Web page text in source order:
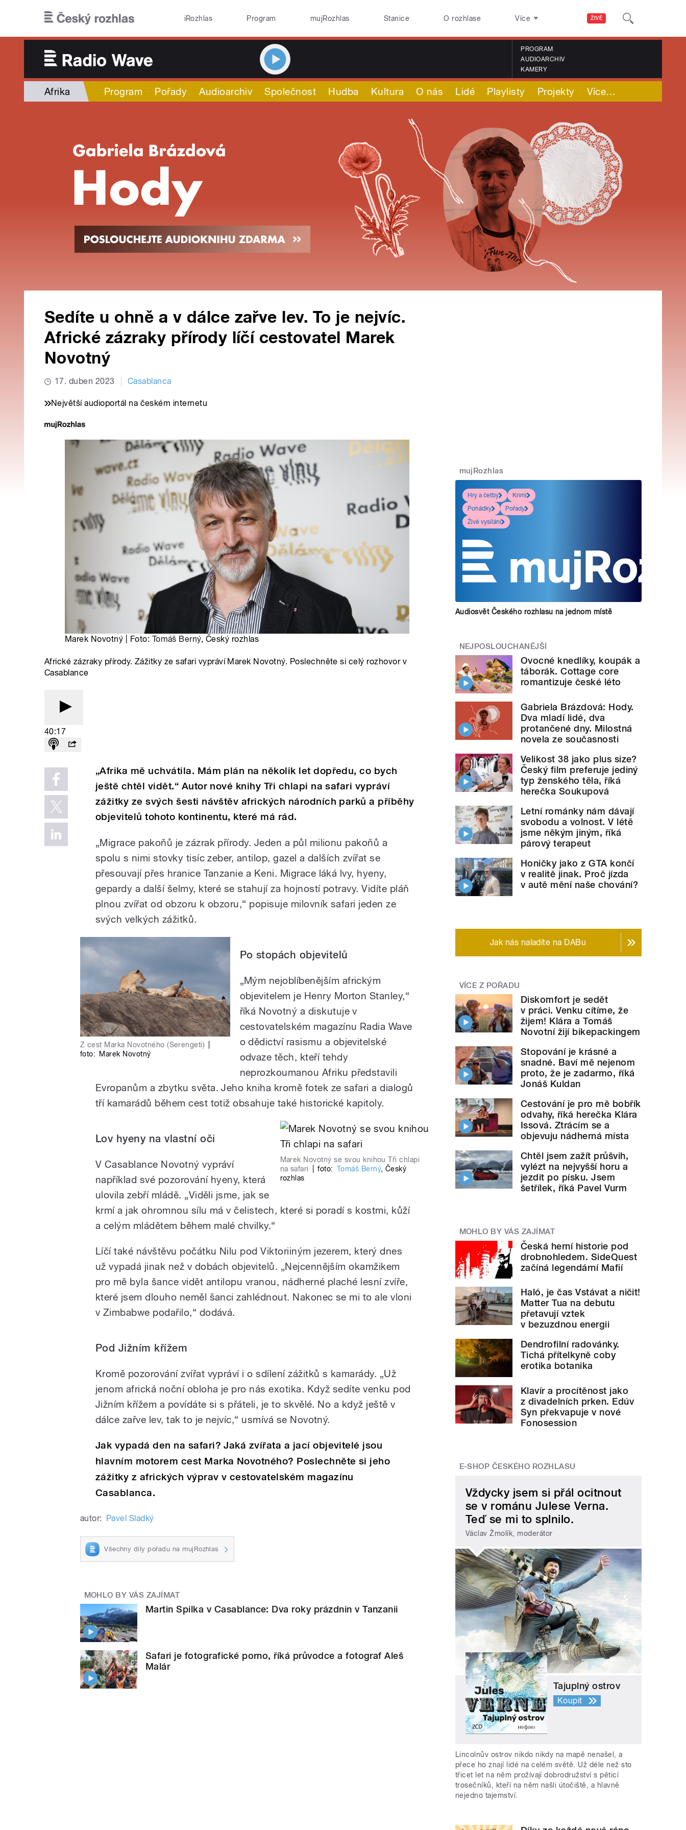
ŽIVĚ
iRozhlas Program mujRozhlas Stanice O rozhlase Více
PROGRAM
AUDIOARCHIV
KAMERY
Afrika Program Pořady Audioarchiv Společnost Hudba Kultura O nás Lidé Playlisty Projekty Více…
Sedíte u ohně a v dálce zařve lev. To je nejvíc.
Africké zázraky přírody líčí cestovatel Marek
Novotný
17. duben 2023 Casablanca
Největší audioportál na českém internetu
Marek Novotný | Foto: Tomáš Berný, Český rozhlas
Africké zázraky přírody. Zážitky ze safari vypráví Marek Novotný. Poslechněte si celý rozhovor v
Casablance
40:17
„Afrika mě uchvátila. Mám plán na několik let dopředu, co bych
ještě chtěl vidět.“ Autor nové knihy Tři chlapi na safari vypráví
zážitky ze svých šesti návštěv afrických národních parků a příběhy
objevitelů tohoto kontinentu, které má rád.
„Migrace pakoňů je zázrak přírody. Jeden a půl milionu pakoňů a
spolu s nimi stovky tisíc zeber, antilop, gazel a dalších zvířat se
přesouvají přes hranice Tanzanie a Keni. Migrace láká lvy, hyeny,
gepardy a další šelmy, které se stahují za hojností potravy. Vidíte pláň
plnou zvířat od obzoru k obzoru,“ popisuje milovník safari jeden ze
svých velkých zážitků.
Z cest Marka Novotného (Serengeti)
foto:
Marek Novotný
Po stopách objevitelů
„Mým nejoblíbenějším africkým
objevitelem je Henry Morton Stanley,“
říká Novotný a diskutuje v
cestovatelském magazínu Radia Wave
o dědictví rasismu a objevitelské
odvaze těch, kteří tehdy
neprozkoumanou Afriku představili
Evropanům a zbytku světa. Jeho kniha kromě fotek ze safari a dialogů
tří kamarádů během cest totiž obsahuje také historické kapitoly.
Marek Novotný se svou knihou Tři chlapi
na safari
foto: Tomáš Berný, Český
rozhlas
Lov hyeny na vlastní oči
V Casablance Novotný vypráví
například své pozorování hyeny, která
ulovila zebří mládě. „Viděli jsme, jak se
krmí a jak ohromnou sílu má v čelistech, které si poradí s kostmi, kůží
a celým mládětem během malé chvilky.“
Líčí také návštěvu počátku Nilu pod Viktoriiným jezerem, který dnes
už vypadá jinak než v dobách objevitelů. „Nejcennějším okamžikem
pro mě byla šance vidět antilopu vranou, nádherné plaché lesní zvíře,
které jsem dlouho neměl šanci zahlédnout. Nakonec se mi to ale vloni
v Zimbabwe podařilo,“ dodává.
Pod Jižním křížem
Kromě pozorování zvířat vypráví i o sdílení zážitků s kamarády. „Už
jenom africká noční obloha je pro nás exotika. Když sedíte venku pod
Jižním křížem a povídáte si s přáteli, je to skvělé. No a když ještě v
dálce zařve lev, tak to je nejvíc,“ usmívá se Novotný.
Jak vypadá den na safari? Jaká zvířata a jací objevitelé jsou
hlavním motorem cest Marka Novotného? Poslechněte si jeho
zážitky z afrických výprav v cestovatelském magazínu
Casablanca.
autor: Pavel Sladký
Všechny díly pořadu na mujRozhlas
MOHLO BY VÁS ZAJÍMAT
Martin Spilka v Casablance: Dva roky prázdnin v Tanzanii
Safari je fotografické porno, říká průvodce a fotograf Aleš
Malár
mujRozhlas
Hry a četby
Krimi
Pohádky
Pořady
Živé vysílání
Audiosvět Českého rozhlasu na jednom místě
NEJPOSLOUCHANĚJŠÍ
Ovocné knedlíky, koupák a
táborák. Cottage core
romantizuje české léto
Gabriela Brázdová: Hody.
Dva mladí lidé, dva
protančené dny. Milostná
novela ze současnosti
Velikost 38 jako plus size?
Český film preferuje jediný
typ ženského těla, říká
herečka Soukupová
Letní románky nám dávají
svobodu a volnost. V létě
jsme někým jiným, říká
párový terapeut
Honičky jako z GTA končí
v realitě jinak. Proč jízda
v autě mění naše chování?
Jak nás naladíte na DABu
VÍCE Z POŘADU
Diskomfort je sedět
v práci. Venku cítíme, že
žijem! Klára a Tomáš
Novotní žijí bikepackingem
Stopování je krásné a
snadné. Baví mě nejenom
proto, že je zadarmo, říká
Jonáš Kuldan
Cestování je pro mě bobřík
odvahy, říká herečka Klára
Issová. Ztrácím se a
objevuju nádherná místa
Chtěl jsem zažít průšvih,
vylézt na nejvyšší horu a
jezdit po písku. Jsem
šetřílek, říká Pavel Vurm
MOHLO BY VÁS ZAJÍMAT
Česká herní historie pod
drobnohledem. SideQuest
začíná legendární Mafií
Haló, je čas Vstávat a ničit!
Matter Tua na debutu
přetavují vztek
v bezuzdnou energii
Dendrofilní radovánky.
Tichá přítelkyně coby
erotika botanika
Klavír a procítěnost jako
z divadelních prken. Edúv
Syn překvapuje v nové
Fonosession
E-SHOP ČESKÉHO ROZHLASU
Vždycky jsem si přál ocitnout
se v románu Julese Verna.
Teď se mi to splnilo.
Václav Žmolík, moderátor
Tajuplný ostrov
Koupit
Lincolnův ostrov nikdo nikdy na mapě nenašel, a
přece ho znají lidé na celém světě. Už déle než sto
třicet let na něm prožívají dobrodružství s pěticí
trosečníků, kteří na něm našli útočiště, a hlavně
nejedno tajemství.